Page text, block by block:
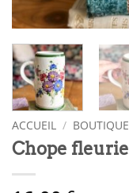
ACCUEIL / BOUTIQUE
Chope fleurie